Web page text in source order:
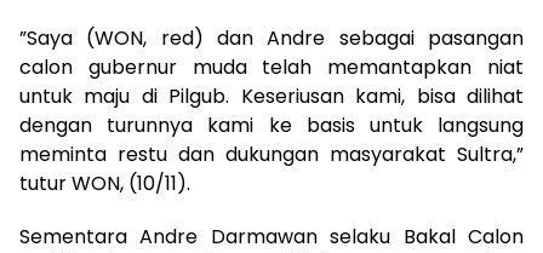
”Saya (WON, red) dan Andre sebagai pasangan
calon gubernur muda telah memantapkan niat
untuk maju di Pilgub. Keseriusan kami, bisa dilihat
dengan turunnya kami ke basis untuk langsung
meminta restu dan dukungan masyarakat Sultra,”
tutur WON, (10/11).
Sementara Andre Darmawan selaku Bakal Calon